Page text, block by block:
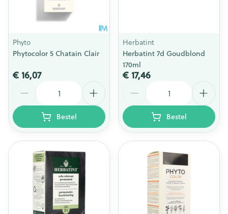
Phyto
Phytocolor 5 Chatain Clair
€ 16,07
Bestel
Herbatint
Herbatint 7d Goudblond
170ml
€ 17,46
Bestel